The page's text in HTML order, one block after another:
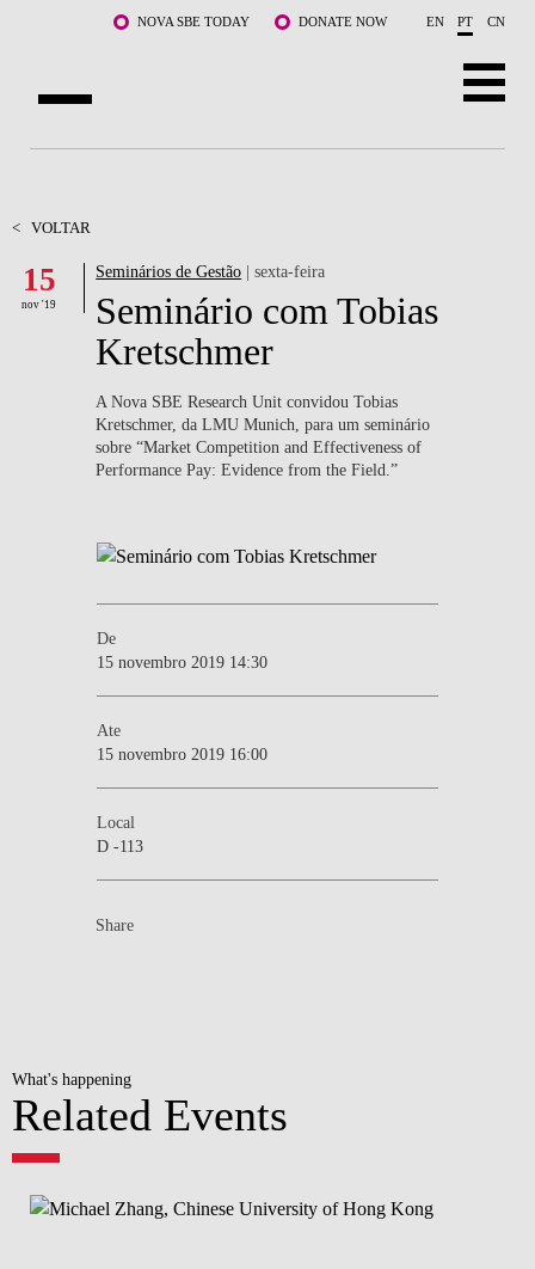
Saltar para o conteúdo principalNOVA SBE TODAY DONATE NOW EN PT CN
DOCENTES E INVESTIGAÇÃO
COMUNIDADE
WHAT'S HAPPENING
< VOLTAR
15
nov '19
Seminários de Gestão | sexta-feira
Seminário com Tobias
Kretschmer
A Nova SBE Research Unit convidou Tobias
Kretschmer, da LMU Munich ,para um seminário
sobre “Market Competition and Effectiveness of
Performance Pay: Evidence from the Field.”
De
15 novembro 2019 14:30
Ate
15 novembro 2019 16:00
Local
D -113
Share
What's happening
Related Events